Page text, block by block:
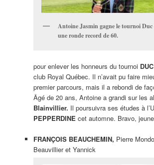
Antoine Jasmin gagne le tournoi Duc
une ronde record de 60.
pour enlever les honneurs du tournoi
club Royal Québec. Il n’avait pu faire
premier parcours, mais il a rebondi de
Âgé de 20 ans, Antoine a grandi sur les
Blainvillier. Il poursuivra ses études à
PEPPERDINE cet automne. Bravo,
FRANÇOIS BEAUCHEMIN, Pierre
Beauvillier et Yannick